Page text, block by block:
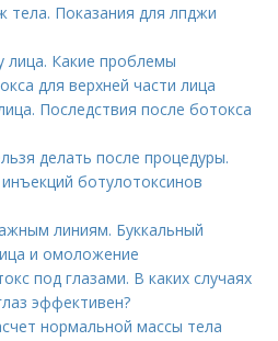
Показания для лпджи
лица. Какие проблемы
для верхней части лица
Последствия после ботокса
делать после процедуры.
ботулотоксинов
линиям. Буккальный
и омоложение
под глазами. В каких случаях
эффективен?
нормальной массы тела